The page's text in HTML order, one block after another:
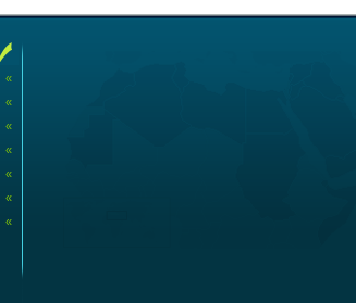
»
»
»
»
»
»
»